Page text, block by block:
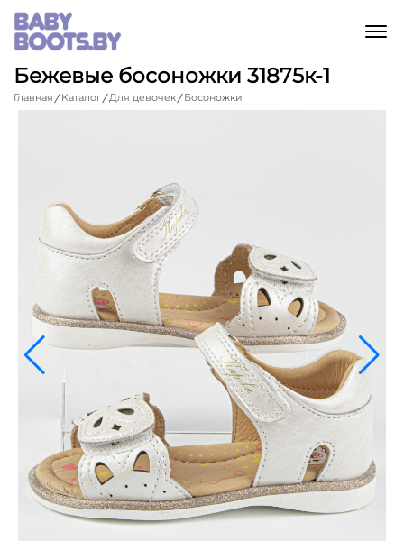
Бежевые босоножки 31875к-1
Главная Каталог Для девочек Босоножки